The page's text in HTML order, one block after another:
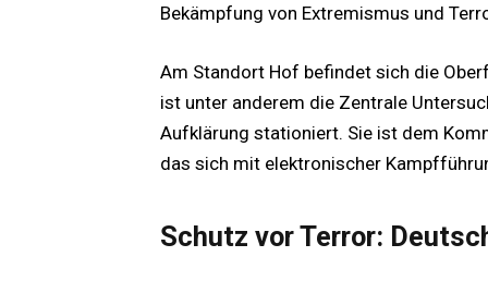
Bekämpfung von Extremismus und
Am Standort Hof befindet sich die
ist unter anderem die Zentrale
Aufklärung stationiert. Sie ist dem
das sich mit elektronischer
Schutz vor Terror: